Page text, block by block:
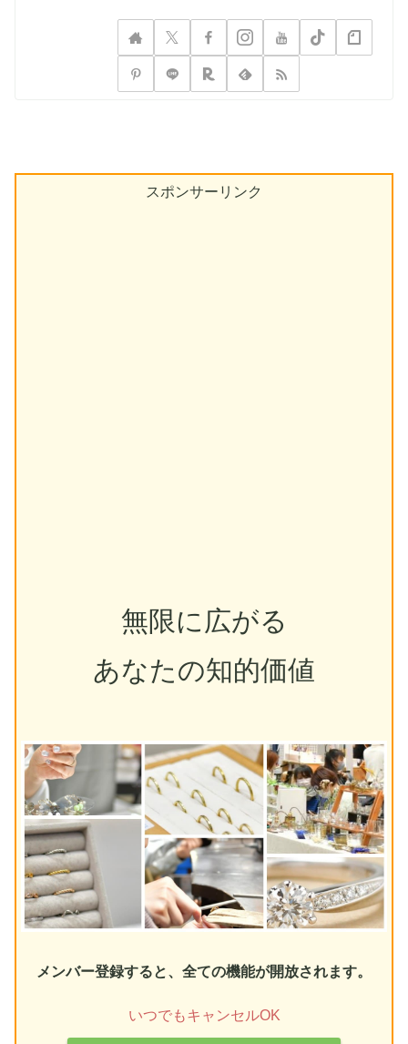
スポンサーリンク
無限に広がる
あなたの知的価値
メンバー登録すると、全ての機能が開放されます。
いつでもキャンセルOK